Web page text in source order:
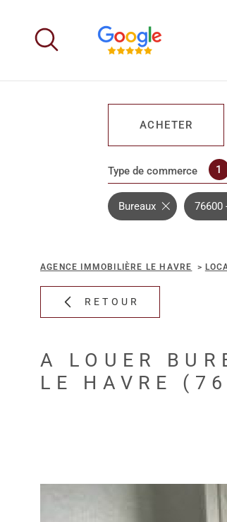
contenu
ACHETER
DE L'IMMO PRO
Type de commerce 1
Bureaux 76600
AGENCE IMMOBILIÈRE LE HAVRE
RETOUR
A LOUER
LE HAVRE